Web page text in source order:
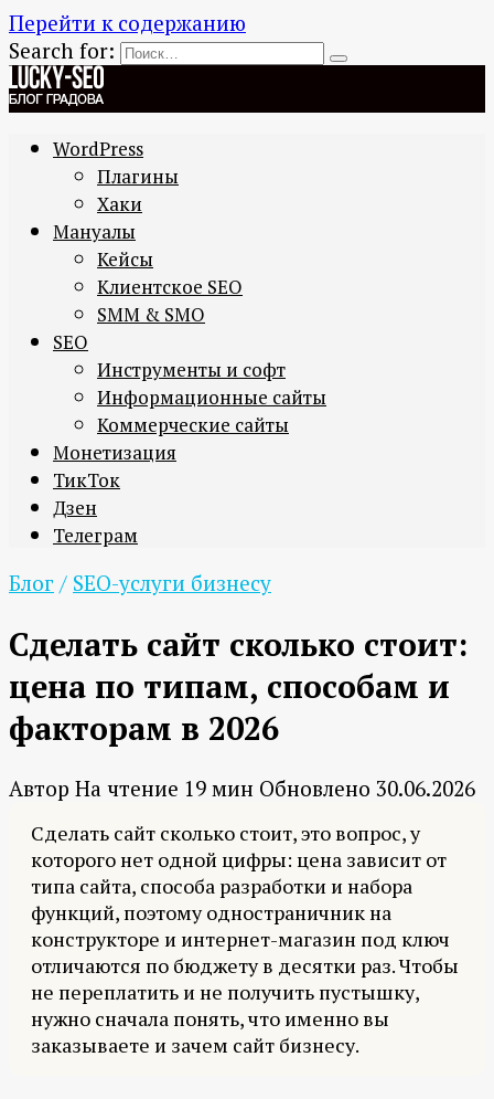
Перейти к содержанию
Search for:
WordPress
Плагины
Хаки
Мануалы
Кейсы
Клиентское SEO
SMM & SMO
SEO
Инструменты и софт
Информационные сайты
Коммерческие сайты
Монетизация
ТикТок
Дзен
Телеграм
Блог / SEO-услуги бизнесу
Сделать сайт сколько стоит:
цена по типам, способам и
факторам в 2026
Автор На чтение 19 мин Обновлено 30.06.2026
Сделать сайт сколько стоит, это вопрос, у
которого нет одной цифры: цена зависит от
типа сайта, способа разработки и набора
функций, поэтому одностраничник на
конструкторе и интернет-магазин под ключ
отличаются по бюджету в десятки раз. Чтобы
не переплатить и не получить пустышку,
нужно сначала понять, что именно вы
заказываете и зачем сайт бизнесу.